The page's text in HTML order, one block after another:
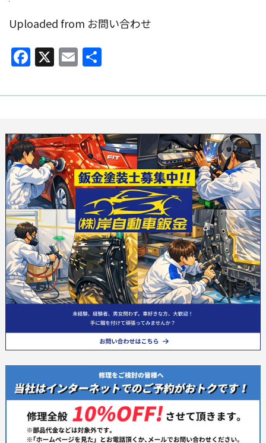
Uploaded from お問い合わせ
Facebook
X Email